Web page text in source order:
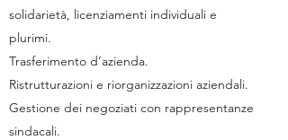
solidarietà, licenziamenti individuali e
plurimi.
Trasferimento d’azienda.
Ristrutturazioni e riorganizzazioni aziendali.
Gestione dei negoziati con rappresentanze
sindacali.